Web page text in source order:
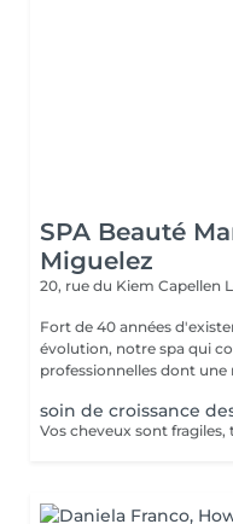
SPA Beauté
Miguelez
20, rue du Kiem Capellen
Fort de 40 années
évolution, notre spa qui
professionnelles dont une
soin de croissance